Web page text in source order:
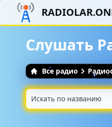
Слушать
Все радио